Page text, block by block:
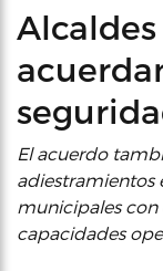
El acuerdo
adiestramientos
municipales
capacidades